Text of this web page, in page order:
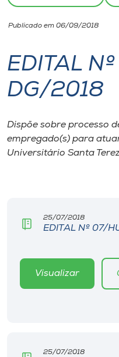
Unoesc
Internacionalização
I.nova
Diplomados
Editora
Publicado em 06/09/2018
EDITAL
DG/2018
Dispõe sobre processo
empregado(s) para
Universitário Santa
25/07/2018
EDITAL Nº 07/
Visualizar
25/07/2018